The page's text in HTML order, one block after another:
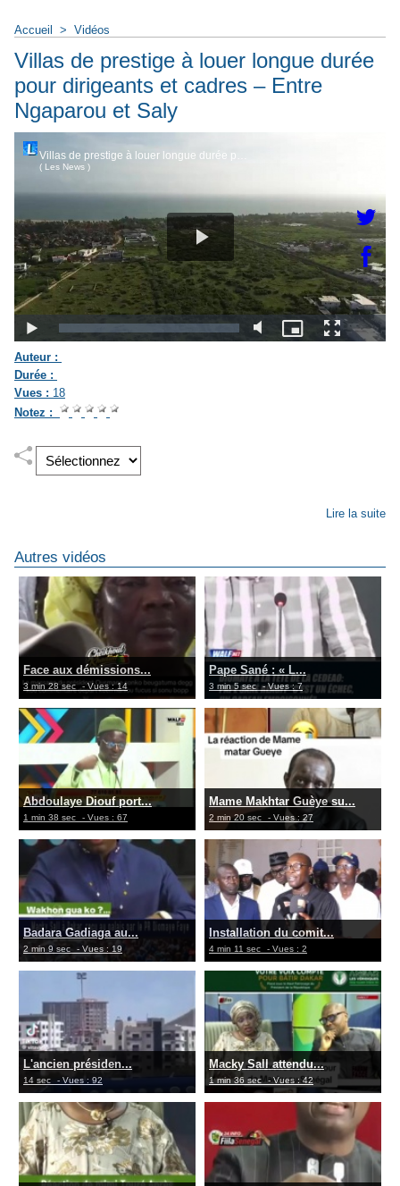
Accueil > Vidéos
Villas de prestige à louer longue durée
pour dirigeants et cadres – Entre
Ngaparou et Saly
Auteur :
Durée :
Vues : 18
Notez :
Lire la suite
Autres vidéos
Face aux démissions...
3 min 28 sec - Vues : 14
Pape Sané : « L...
3 min 5 sec - Vues : 7
Abdoulaye Diouf port...
1 min 38 sec - Vues : 67
Mame Makhtar Guèye su...
2 min 20 sec - Vues : 27
Badara Gadiaga au...
2 min 9 sec - Vues : 19
Installation du comit...
4 min 11 sec - Vues : 2
L'ancien présiden...
14 sec - Vues : 92
Macky Sall attendu...
1 min 36 sec - Vues : 42